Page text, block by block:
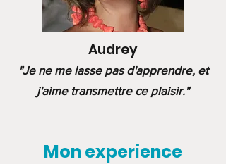
Audrey
"Je ne me lasse pas d'apprendre, et
j'aime transmettre ce plaisir."
Mon experience